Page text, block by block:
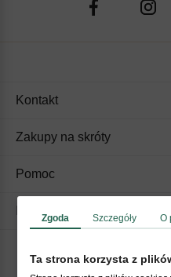
Kontakt
Zakupy na skróty
Pomoc
Zgoda Szczegóły O
Ta strona korzysta z